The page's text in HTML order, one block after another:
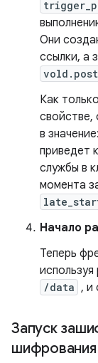
Они
ссылки, а
Как только
свойстве,
в значение:
приведет
службы в
момента
Начало
Теперь
/data , и
Запуск